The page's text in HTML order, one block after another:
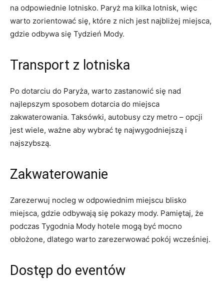
na odpowiednie lotnisko. Paryż ma kilka lotnisk, więc
warto ‌zorientować się, które z nich jest najbliżej miejsca,
gdzie odbywa się Tydzień⁢ Mody.
Transport‌ z lotniska
Po‍ dotarciu do Paryża, warto ⁣zastanowić się nad‌
najlepszym sposobem dotarcia do miejsca
zakwaterowania. Taksówki, autobusy czy metro – opcji
⁣jest wiele, ważne aby wybrać ​tę‍ najwygodniejszą i
najszybszą.
Zakwaterowanie
Zarezerwuj ‍nocleg w odpowiednim miejscu blisko
miejsca, gdzie odbywają się pokazy ​mody. Pamiętaj, że
podczas Tygodnia​ Mody hotele mogą być mocno
obłożone, dlatego warto zarezerwować pokój wcześniej.
Dostęp do eventów